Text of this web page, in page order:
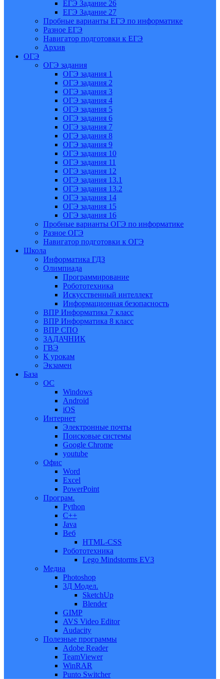
ЕГЭ Задание 26
ЕГЭ Задание 27
Пробные варианты ЕГЭ по информатике
Разное ЕГЭ
Навигатор подготовки к ЕГЭ
Архив
ОГЭ
ОГЭ задания
ОГЭ задания 1
ОГЭ задания 2
ОГЭ задания 3
ОГЭ задания 4
ОГЭ задания 5
ОГЭ задания 6
ОГЭ задания 7
ОГЭ задания 8
ОГЭ задания 9
ОГЭ задания 10
ОГЭ задания 11
ОГЭ задания 12
ОГЭ задания 13.1
ОГЭ задания 13.2
ОГЭ задания 14
ОГЭ задания 15
ОГЭ задания 16
Пробные варианты ОГЭ по информатике
Разное ОГЭ
Навигатор подготовки к ОГЭ
Школа
Информатика ГДЗ
Олимпиада
Программирование
Робототехника
Искусственный интеллект
Информационная безопасность
ВПР Информатика 7 класс
ВПР Информатика 8 класс
ВПР СПО
ЗАДАЧНИК
ГВЭ
К урокам
Экзамен
База
ОС
Windows
Android
iOS
Интернет
Электронные почты
Поисковые системы
Google Chrome
youtube
Офис
Word
Excel
PowerPoint
Програм.
Python
C++
Java
Веб
HTML-CSS
Робототехника
Lego Mindstorms EV3
Медиа
Photoshop
3Д Модел.
SketchUp
Blender
GIMP
AVS Video Editor
Audacity
Полезные программы
Adobe Reader
TeamViewer
WinRAR
Punto Switcher